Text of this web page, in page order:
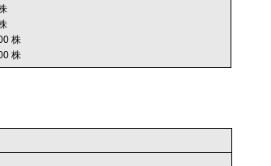
株
株